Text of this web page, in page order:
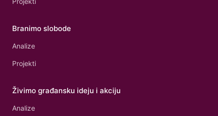
Branimo slobode
Analize
Projekti
Živimo građansku ideju i akciju
Analize